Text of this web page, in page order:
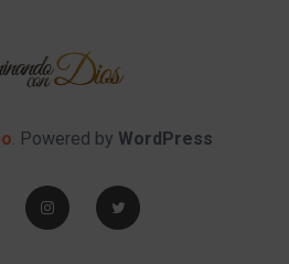
. Powered by WordPress